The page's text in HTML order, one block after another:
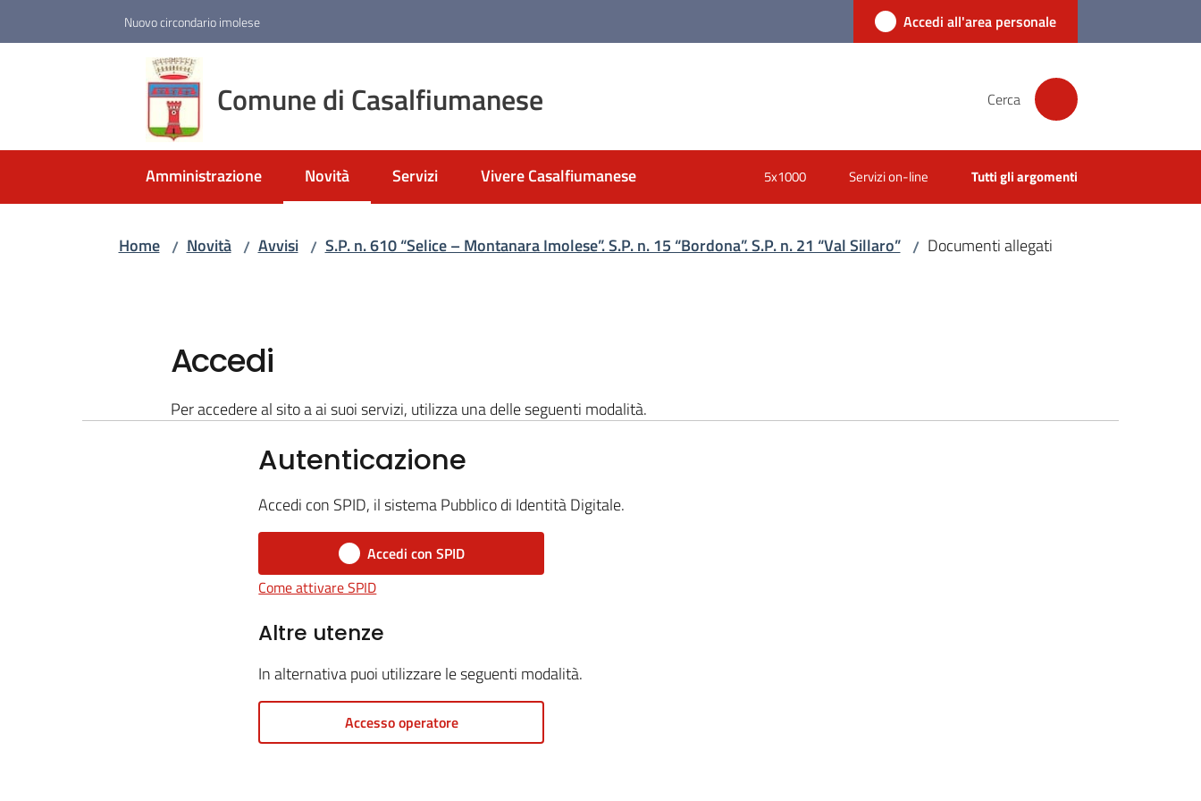
Nuovo circondario imolese Accedi all'area personale
Comune di Casalfiumanese Cerca
Amministrazione Novità
Menu selezionato
Servizi Vivere Casalfiumanese 5x1000 Servizi on-line Tutti gli argomenti
Home / Novità / Avvisi / S.P. n. 610 “Selice – Montanara Imolese”. S.P. n. 15 “Bordona”. S.P. n. 21 “Val Sillaro” / Documenti allegati
Accedi
Per accedere al sito a ai suoi servizi, utilizza una delle seguenti modalità.
Autenticazione
Accedi con SPID, il sistema Pubblico di Identità Digitale.
Accedi con SPID
Come attivare SPID
Altre utenze
In alternativa puoi utilizzare le seguenti modalità.
Accesso operatore